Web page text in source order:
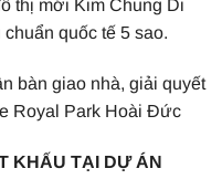
thị mới Kim Chung Di
quốc tế 5 sao.
bàn giao nhà, giải quyết
Royal Park Hoài Đức
KHẤU TẠI DỰ ÁN